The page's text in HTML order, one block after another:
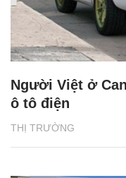
THỊ TRƯỜNG
Người Việt ở
ô tô điện